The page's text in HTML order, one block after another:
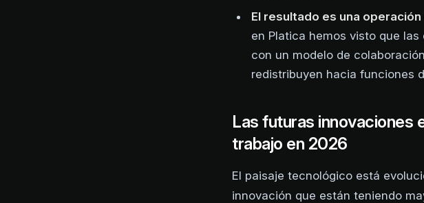
El resultado es una
en Platica hemos visto que
con un modelo de
redistribuyen hacia funciones
Las futuras innovaciones
trabajo en 2026
El paisaje tecnológico está
innovación que están teniendo